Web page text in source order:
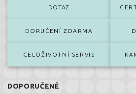
DOTAZ
DORUČENÍ ZDARMA
CELOŽIVOTNÍ SERVIS
DOPORUČENÉ